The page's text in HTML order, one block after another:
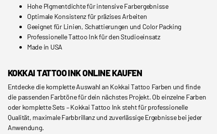
Hohe Pigmentdichte für intensive Farbergebnisse
Optimale Konsistenz für präzises Arbeiten
Geeignet für Linien, Schattierungen und Color Packing
Professionelle Tattoo Ink für den Studioeinsatz
Made in USA
KOKKAI TATTOO INK ONLINE KAUFEN
Entdecke die komplette Auswahl an Kokkai Tattoo Farben und finde
die passenden Farbtöne für dein nächstes Projekt. Ob einzelne Farben
oder komplette Sets – Kokkai Tattoo Ink steht für professionelle
Qualität, maximale Farbbrillanz und zuverlässige Ergebnisse bei jeder
Anwendung.